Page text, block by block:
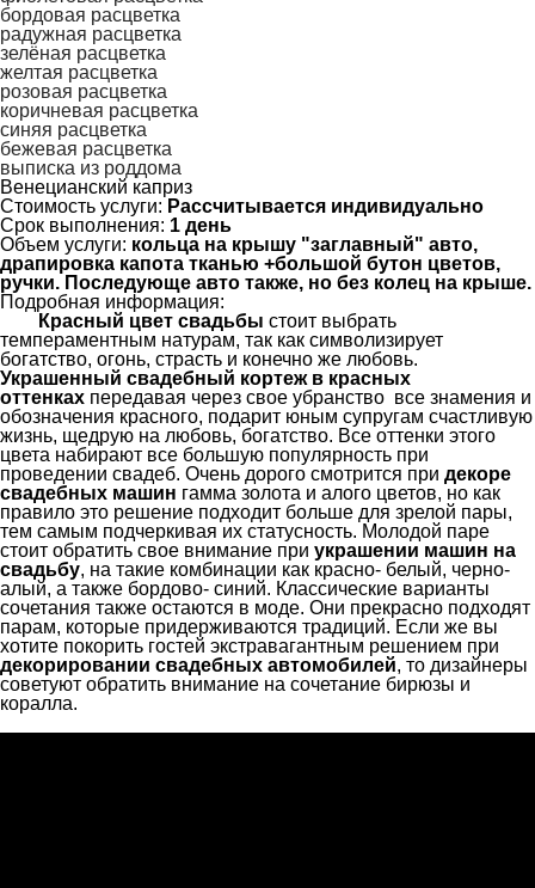
бордовая расцветка
радужная расцветка
зелёная расцветка
желтая расцветка
розовая расцветка
коричневая расцветка
синяя расцветка
бежевая расцветка
выписка из роддома
Венецианский каприз
Стоимость услуги: Рассчитывается индивидуально
Срок выполнения: 1 день
Объем услуги: кольца на крышу "заглавный" авто,
драпировка капота тканью +большой бутон цветов,
ручки. Последующе авто также, но без колец на крыше.
Подробная информация:
Красный цвет свадьбы стоит выбрать
темпераментным натурам, так как символизирует
богатство, огонь, страсть и конечно же любовь.
Украшенный свадебный кортеж в красных
оттенках передавая через свое убранство все знамения и
обозначения красного, подарит юным супругам счастливую
жизнь, щедрую на любовь, богатство. Все оттенки этого
цвета набирают все большую популярность при
проведении свадеб. Очень дорого смотрится при декоре
свадебных машин гамма золота и алого цветов, но как
правило это решение подходит больше для зрелой пары,
тем самым подчеркивая их статусность. Молодой паре
стоит обратить свое внимание при украшении машин на
свадьбу, на такие комбинации как красно- белый, черно-
алый, а также бордово- синий. Классические варианты
сочетания также остаются в моде. Они прекрасно подходят
парам, которые придерживаются традиций. Если же вы
хотите покорить гостей экстравагантным решением при
декорировании свадебных автомобилей, то дизайнеры
советуют обратить внимание на сочетание бирюзы и
коралла.